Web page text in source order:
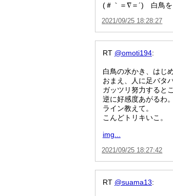
(＃｀＝∇＝´) 白鳥
2021/09/25 18:28:27
RT @omoti194:
白鳥の水かき、はじ
おまえ、人に足バタ
ガッツリ努力すると
逆に好感度あがるわ。
ライン教えて。
こんどトリキいこ。
img...
2021/09/25 18:27:42
RT @suama13: